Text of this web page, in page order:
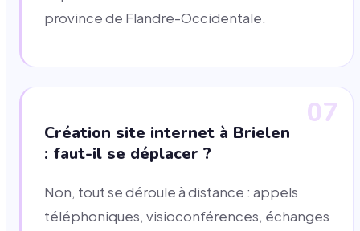
province de Flandre-Occidentale.
07
Création site internet à Brielen
: faut-il se déplacer ?
Non, tout se déroule à distance : appels
téléphoniques, visioconférences, échanges